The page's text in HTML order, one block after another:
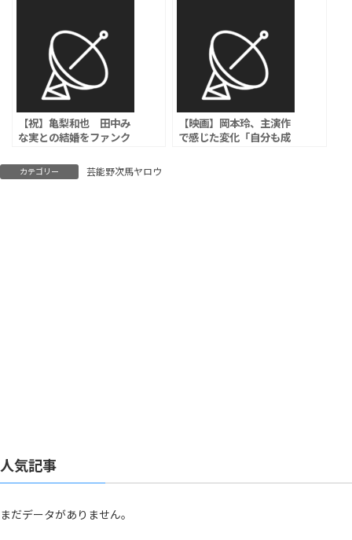
【祝】亀梨和也 田中み
な実との結婚をファンク
は妊娠も
【映画】岡本玲、主演作
で感じた変化「自分も成
カテゴリー 芸能野次馬ヤロウ
人気記事
まだデータがありません。